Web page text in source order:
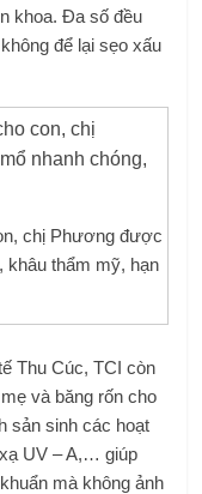
khoa. Đa số đều
để lại sẹo xấu
chị Phương được
khâu thẩm mỹ, hạn
Thu Cúc, TCI còn
và băng rốn cho
sản sinh các hoạt
UV – A,… giúp
mà không ảnh